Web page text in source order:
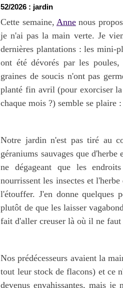
52/2026 : jardin
Cette semaine, Annenous
je n'ai pas la main verte. Je
dernières plantations : les mini-
ont été dévorés par les
graines de soucis n'ont pas
planté fin avril (pour exorciser
chaque mois ?) semble se plaire :
Notre jardin n'est pas tiré au
géraniums sauvages que
ne dégageant que les
nourrissent les insectes et
l'étouffer. J'en donne quelques
plutôt de que les laisser
fait d'aller creuser là où il ne faut
Nos prédécesseurs avaient la
tout leur stock de flacons) et ce
devenus envahissantes, mais